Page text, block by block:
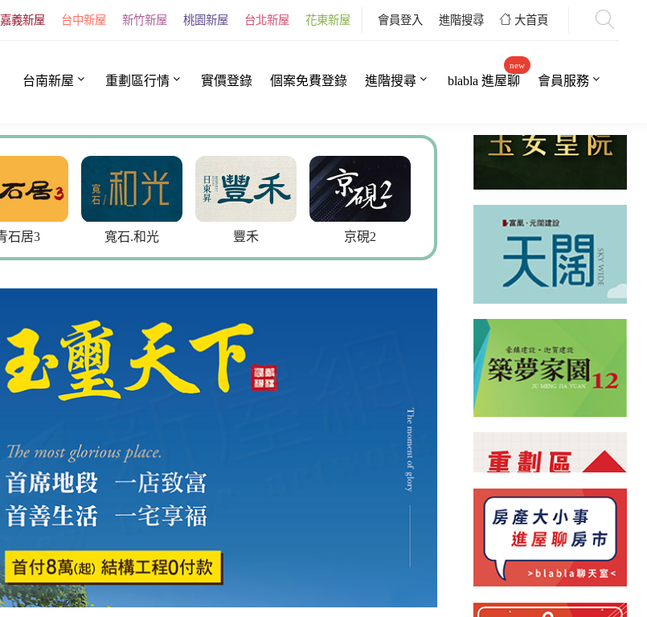
嘉義新屋 台中新屋 新竹新屋 桃園新屋 台北新屋 花東新屋 會員登入 進階搜尋 大首頁
台南新屋 重劃區行情 實價登錄 個案免費登錄 進階搜尋 blabla 進屋聊
new
會員服務
寬石.和光 豐禾 京硯2 玉安皇院 愛上巴洛克2 巴黎上品6